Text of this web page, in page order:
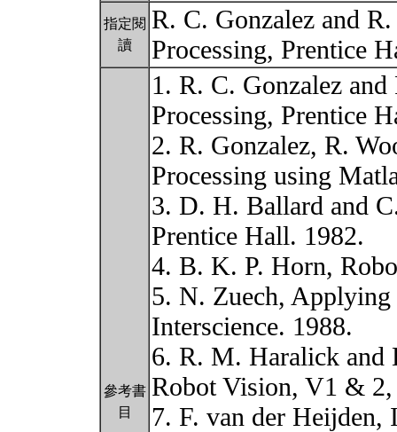
指定閱
讀
R. C. Gonzalez and
Processing, Prentice
參考書
目
1. R. C. Gonzalez
Processing, Prentice
2. R. Gonzalez, R.
Processing using
3. D. H. Ballard and
Prentice Hall. 1982.
4. B. K. P. Horn,
5. N. Zuech,
Interscience. 1988.
6. R. M. Haralick and
Robot Vision, V1 & 2,
7. F. van der Heijden,